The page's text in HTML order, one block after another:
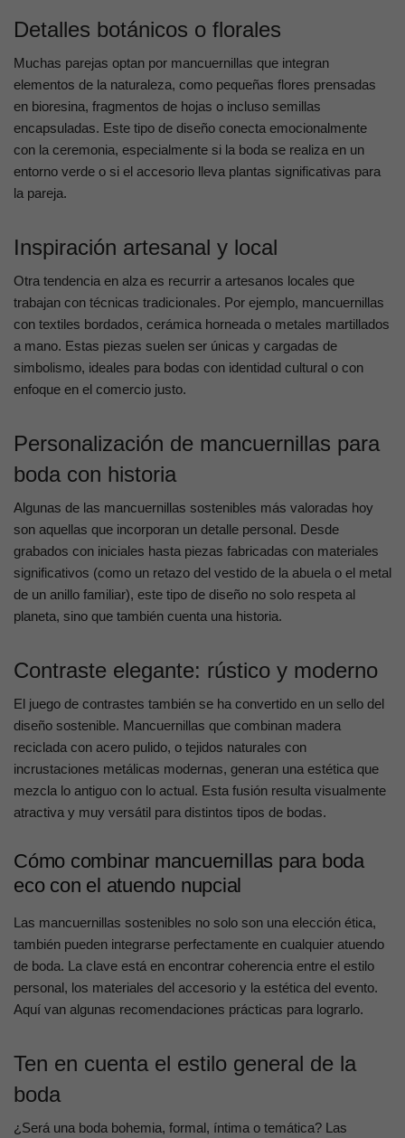
Detalles botánicos o florales
Muchas parejas optan por mancuernillas que integran
elementos de la naturaleza, como pequeñas flores prensadas
en bioresina, fragmentos de hojas o incluso semillas
encapsuladas. Este tipo de diseño conecta emocionalmente
con la ceremonia, especialmente si la boda se realiza en un
entorno verde o si el accesorio lleva plantas significativas para
la pareja.
Inspiración artesanal y local
Otra tendencia en alza es recurrir a artesanos locales que
trabajan con técnicas tradicionales. Por ejemplo, mancuernillas
con textiles bordados, cerámica horneada o metales martillados
a mano. Estas piezas suelen ser únicas y cargadas de
simbolismo, ideales para bodas con identidad cultural o con
enfoque en el comercio justo.
Personalización de mancuernillas para
boda con historia
Algunas de las mancuernillas sostenibles más valoradas hoy
son aquellas que incorporan un detalle personal. Desde
grabados con iniciales hasta piezas fabricadas con materiales
significativos (como un retazo del vestido de la abuela o el metal
de un anillo familiar), este tipo de diseño no solo respeta al
planeta, sino que también cuenta una historia.
Contraste elegante: rústico y moderno
El juego de contrastes también se ha convertido en un sello del
diseño sostenible. Mancuernillas que combinan madera
reciclada con acero pulido, o tejidos naturales con
incrustaciones metálicas modernas, generan una estética que
mezcla lo antiguo con lo actual. Esta fusión resulta visualmente
atractiva y muy versátil para distintos tipos de bodas.
Cómo combinar mancuernillas para boda
eco con el atuendo nupcial
Las mancuernillas sostenibles no solo son una elección ética,
también pueden integrarse perfectamente en cualquier atuendo
de boda. La clave está en encontrar coherencia entre el estilo
personal, los materiales del accesorio y la estética del evento.
Aquí van algunas recomendaciones prácticas para lograrlo.
Ten en cuenta el estilo general de la
boda
¿Será una boda bohemia, formal, íntima o temática? Las